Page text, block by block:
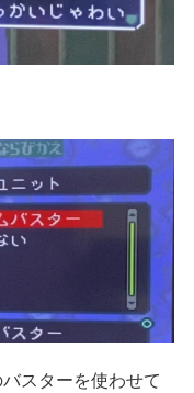
スターを使わせて